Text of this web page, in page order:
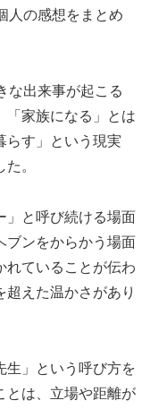
人の感想をまとめ
な出来事が起こる
「家族になる」とは
らす」という現実
。
」と呼び続ける場面
ブンをからかう場面
れていることが伝わ
超えた温かさがあり
生」という呼び方を
とは、立場や距離が